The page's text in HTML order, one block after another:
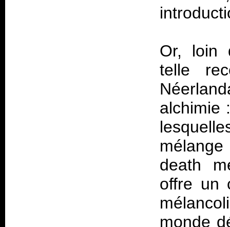
Or, loin
telle
alchimie
death
offre un
monde